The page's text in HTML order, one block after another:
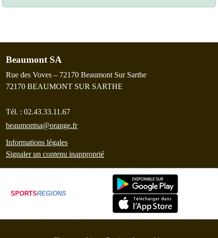
Beaumont SA
Rue des Voves – 72170 Beaumont Sur Sarthe
72170 BEAUMONT SUR SARTHE
Tél. : 02.43.33.11.67
beaumontsa@orange.fr
Informations légales
Signaler un contenu inapproprié
SPORTSREGIONS